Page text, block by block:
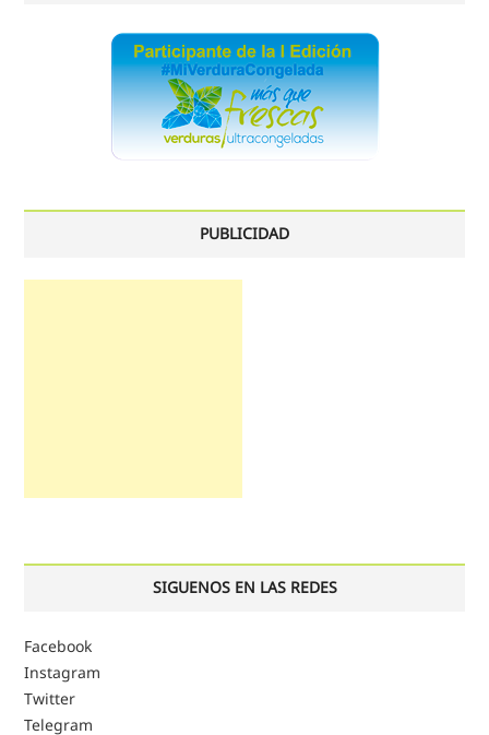
PUBLICIDAD
SIGUENOS EN LAS REDES
Facebook
Instagram
Twitter
Telegram